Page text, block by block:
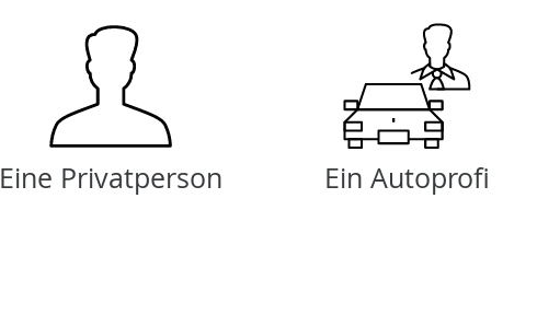
Eine Privatperson Ein Autoprofi